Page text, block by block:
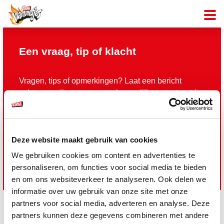
Deze website maakt gebruik van cookies
We gebruiken cookies om content en advertenties te
personaliseren, om functies voor social media te bieden
en om ons websiteverkeer te analyseren. Ook delen we
informatie over uw gebruik van onze site met onze
partners voor social media, adverteren en analyse. Deze
partners kunnen deze gegevens combineren met andere
Een vraag, tip of klacht
Vragen, tips of opmerkingen? Laat een bericht
achter en wij nemen zo snel mogelijk contact met je
op.